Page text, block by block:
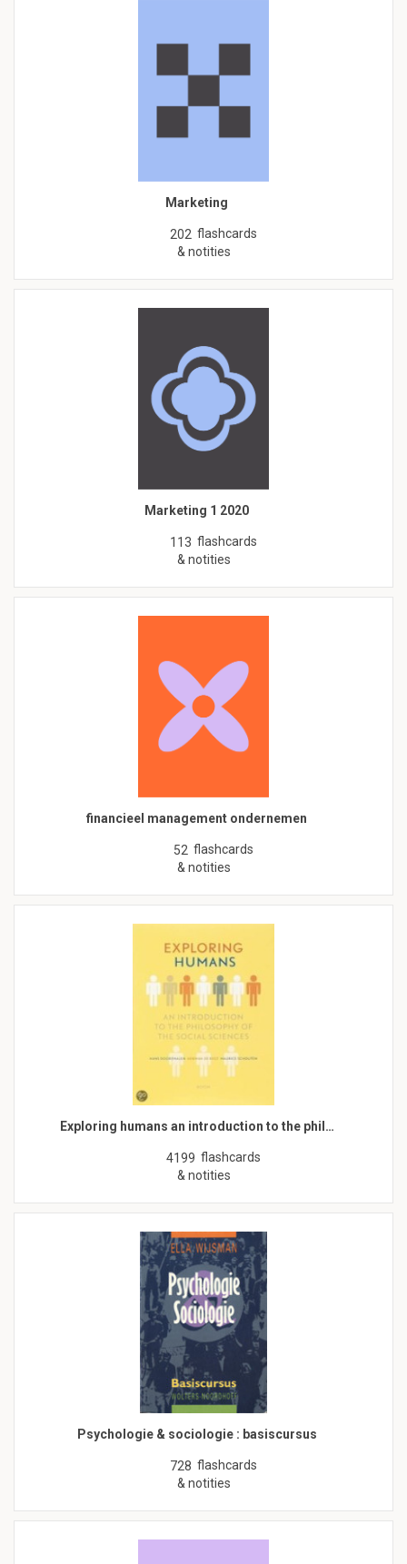
Marketing
202 flashcards
& notities
Marketing 1 2020
113 flashcards
& notities
financieel management ondernemen
52 flashcards
& notities
Exploring humans an introduction to the phil…
4199 flashcards
& notities
Psychologie & sociologie : basiscursus
728 flashcards
& notities